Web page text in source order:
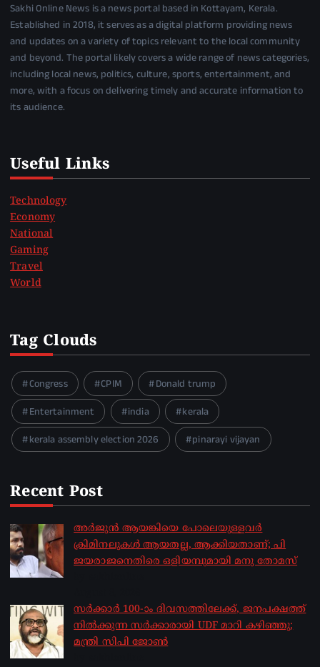
Sakhi Online News is a news portal based in Kottayam, Kerala.
Established in 2018, it serves as a digital platform providing news
and updates on a variety of topics relevant to the local community
and beyond. The portal likely covers a wide range of news categories,
including local news, politics, culture, sports, entertainment, and
more, with a focus on delivering timely and accurate information to
its audience.
Useful Links
Technology
Economy
National
Gaming
Travel
World
Tag Clouds
Congress CPIM
Donald trump
Entertainment
india
kerala
kerala assembly election 2026
pinarayi vijayan
Recent Post
അർജുൻ ആയങ്കിയെ പോലെയുള്ളവർ
ക്രിമിനലുകൾ ആയതല്ല, ആക്കിയതാണ്; പി
ജയരാജനെതിരെ ഒളിയമ്പുമായി മനു തോമസ്
സർക്കാർ 100-ാം ദിവസത്തിലേക്ക്, ജനപക്ഷത്ത്
നിൽക്കുന്ന സർക്കാരായി UDF മാറി കഴിഞ്ഞു;
മന്ത്രി സിപി ജോൺ